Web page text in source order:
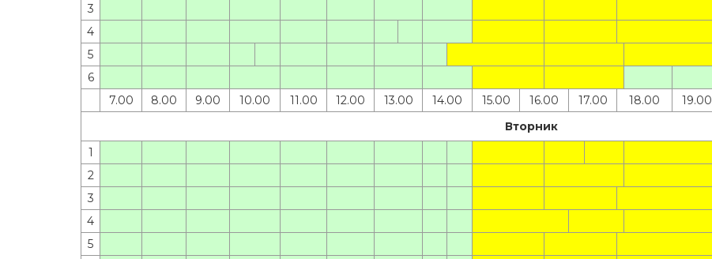
3
4
5
6
7.00
8.00 9.00 10.00 11.00 12.00 13.00 14.00 15.00 16.00 17.00 18.00 19.00
Вторник
1
2
3
4
5